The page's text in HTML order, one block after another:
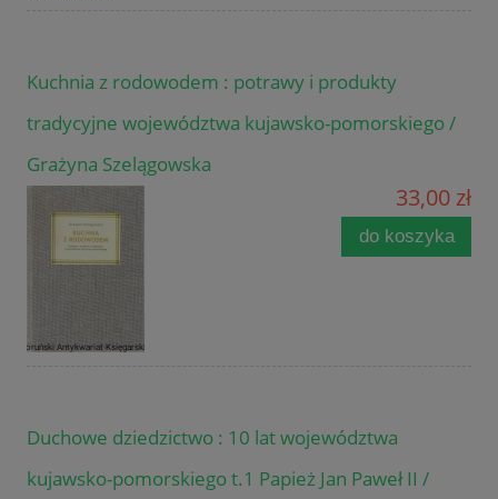
Kuchnia z rodowodem : potrawy i produkty
tradycyjne województwa kujawsko-pomorskiego /
Grażyna Szelągowska
33,00 zł
do koszyka
Duchowe dziedzictwo : 10 lat województwa
kujawsko-pomorskiego t.1 Papież Jan Paweł II /